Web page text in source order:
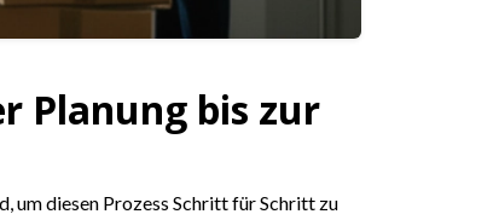
Planung bis zur
um diesen Prozess Schritt für Schritt zu